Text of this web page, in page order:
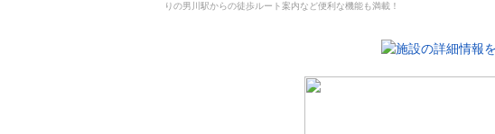
りの男川駅からの徒歩ルート案内など便利な機能も満載！